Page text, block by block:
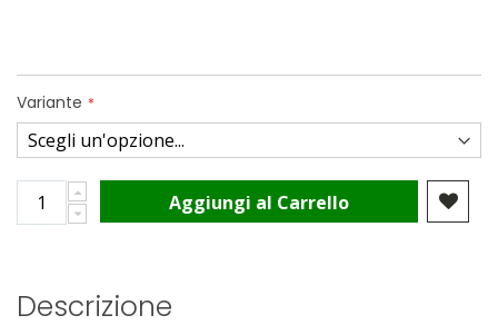
Variante
Aggiungi al Carrello
Descrizione